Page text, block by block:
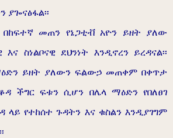
ያጐናፅፋል፡፡
መጠን የኔጋቲቭ አዮን ይዘት ያለው
ስነልቦናዊ ደህንነት እንዲኖረን ይረዳናል፡፡
ይዘት ያለውን ፍልውኃ መጠቀም በቀጥታ
ችግር ፍቱን ሲሆን በሌላ ማዕድን የበለፀገ
ላይ የተከሰተ ጉዳትን እና ቁስልን እንዲያገግም